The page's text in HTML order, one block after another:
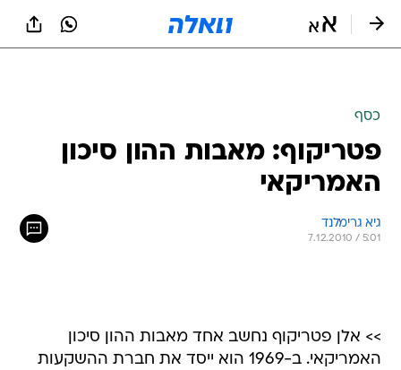
כסף
פטריקוף: מאבות ההון סיכון
האמריקאי
גיא גרימלנד
7.12.2010 / 5:01
>> אלן פטריקוף נחשב אחד מאבות ההון סיכון
האמריקאי. ב-1969 הוא ייסד את חברת ההשקעות